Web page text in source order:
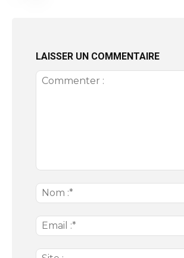
LAISSER UN COMMENTAIRE
: